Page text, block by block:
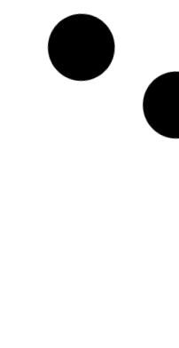
La
est un impératif
entreprises.
activités ne sont
mode de
quelques
prises. Il s’agit